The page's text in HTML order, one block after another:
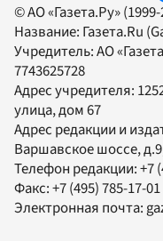
© АО «Газета.Ру»
Название: Газета.Ru
Учредитель:АО
7743625728
Адрес учредителя:
улица, дом 67
Адрес редакции и
Варшавское шоссе,
Телефон редакции:+7
Факс:+7 (495) 785-17-01
Электронная почта: